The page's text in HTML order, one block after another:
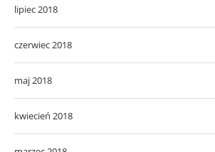
lipiec 2018
czerwiec 2018
maj 2018
kwiecień 2018